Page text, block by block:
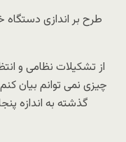
طرح بر اندازی دستگاه
از تشکیلات نظامی و
چیزی نمی توانم بیان
گذشته به اندازه